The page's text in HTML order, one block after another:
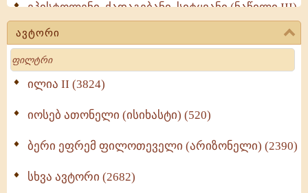
ეპისტოლენი, ქადაგებანი, სიტყვანი (ნაწილი III)
(723)
მოძღვრის ძალზე სასარგებლო რჩევები
მრევლისათვის (545)
Wisdomge (514)
ქადაგებანი გაბრიელ ეპისკოპოსისა - II ტომი
სულიერი ცხოვრების სახელმძღვანელო -
ნაწილი II (369)
ავტორი
Search
ილია II (3824)
იოსებ ათონელი (ისიხასტი) (520)
ბერი ეფრემ ფილოთეველი (არიზონელი) (2390)
სხვა ავტორი (2682)